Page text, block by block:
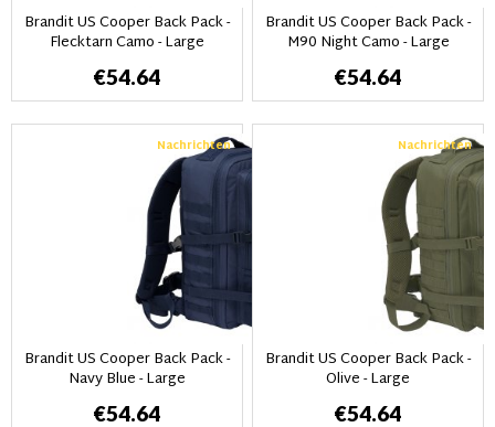
Brandit US Cooper Back Pack -
Flecktarn Camo - Large
€54.64
Brandit US Cooper Back Pack -
M90 Night Camo - Large
€54.64
Nachrichten
Brandit US Cooper Back Pack -
Navy Blue - Large
€54.64
Nachrichten
Brandit US Cooper Back Pack -
Olive - Large
€54.64